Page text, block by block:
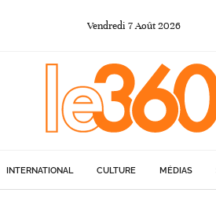
Vendredi 7Août 2026
INTERNATIONAL CULTURE MÉDIAS